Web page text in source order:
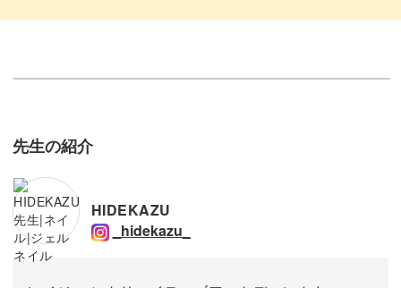
先生の紹介
HIDEKAZU
_hidekazu_